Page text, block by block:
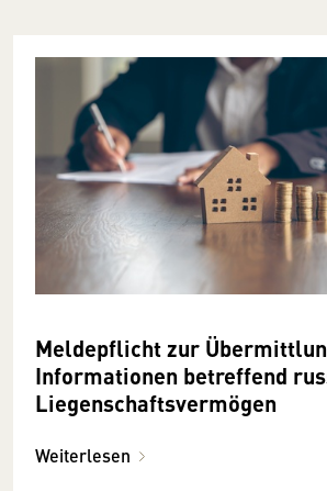
Meldepflicht zur
Informationen betreffend
Liegenschaftsvermögen
Weiterlesen